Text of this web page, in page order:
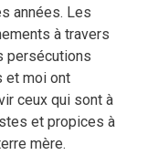
années. Les
à travers
persécutions
et moi ont
ceux qui sont à
et propices à
mère.